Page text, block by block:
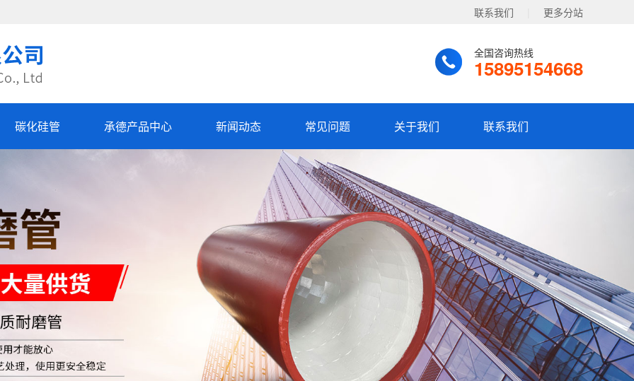
联系我们 更多分站
全国咨询热线
15895154668
碳化硅管 承德产品中心 新闻动态 常见问题 关于我们 联系我们